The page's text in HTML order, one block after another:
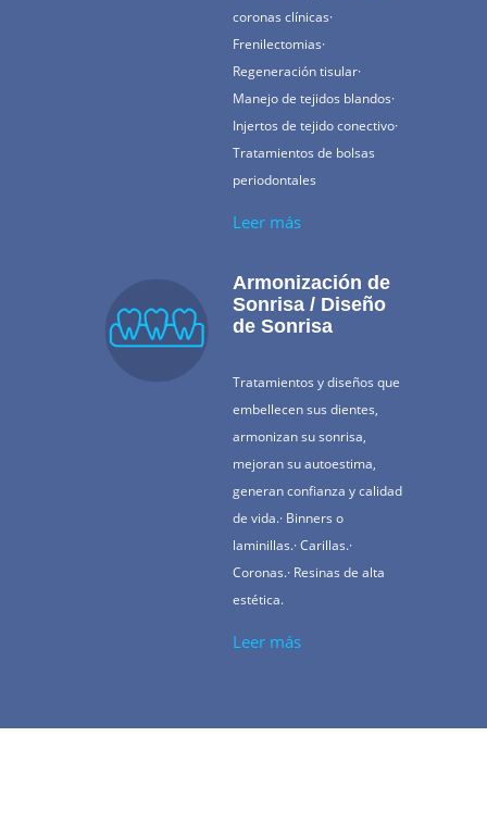
coronas clínicas·
Frenilectomias·
Regeneración tisular·
Manejo de tejidos blandos·
Injertos de tejido conectivo·
Tratamientos de bolsas
periodontales
Leer más
Armonización de
Sonrisa / Diseño
de Sonrisa
Tratamientos y diseños que
embellecen sus dientes,
armonizan su sonrisa,
mejoran su autoestima,
generan confianza y calidad
de vida.· Binners o
laminillas.· Carillas.·
Coronas.· Resinas de alta
estética.
Leer más